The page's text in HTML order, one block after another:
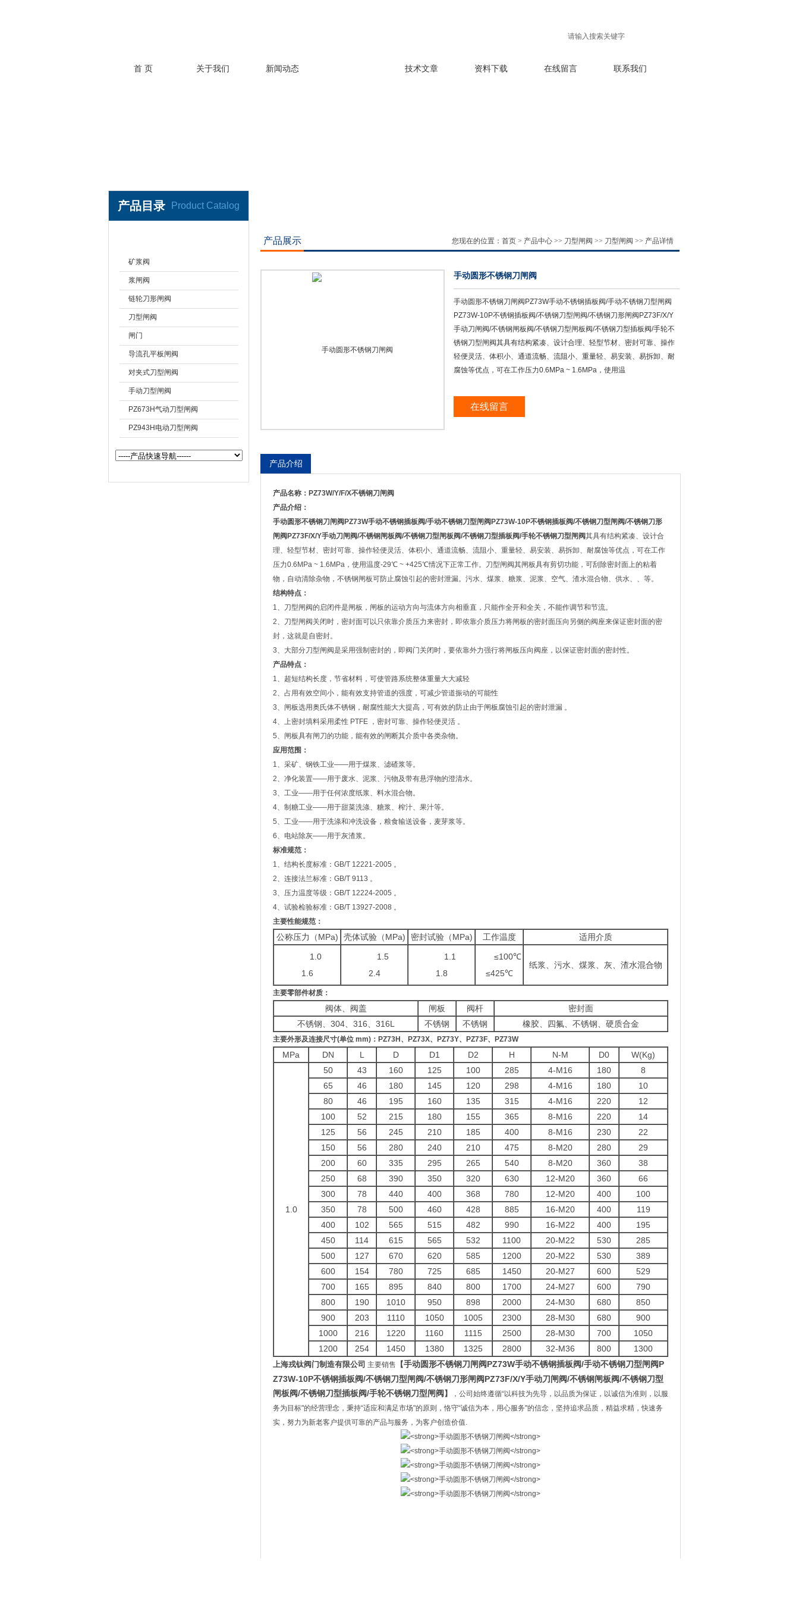
上海戎钛阀门制造有限公司
首 页 关于我们 新闻动态 技术文章 资料下载 在线留言 联系我们
产品目录 Product Catalog
矿浆阀
浆闸阀
链轮刀形闸阀
刀型闸阀
闸门
导流孔平板闸阀
对夹式刀型闸阀
手动刀型闸阀
PZ673H气动刀型闸阀
PZ943H电动刀型闸阀
产品展示 您现在的位置： 首页 > 产品中心 >> 刀型闸阀 >> 刀型闸阀 >> 产品详情
手动圆形不锈钢刀闸阀
手动圆形不锈钢刀闸阀PZ73W手动不锈钢插板阀/手动不锈钢刀型闸阀
PZ73W-10P不锈钢插板阀/不锈钢刀型闸阀/不锈钢刀形闸阀PZ73F/X/Y
手动刀闸阀/不锈钢闸板阀/不锈钢刀型闸板阀/不锈钢刀型插板阀/手轮不
锈钢刀型闸阀其具有结构紧凑、设计合理、轻型节材、密封可靠、操作
轻便灵活、体积小、通道流畅、流阻小、重量轻、易安装、易拆卸、耐
腐蚀等优点，可在工作压力0.6MPa ~ 1.6MPa，使用温
在线留言
产品介绍
产品名称： PZ73W/Y/F/X不锈钢刀闸阀
产品介绍：
手动圆形不锈钢刀闸阀 PZ73W手动不锈钢插板阀/手动不锈钢刀型闸阀 PZ73W-10P不锈钢插板阀/不锈钢刀型闸阀/不锈钢刀形
闸阀 PZ73F/X/Y手动刀闸阀/不锈钢闸板阀/不锈钢刀型闸板阀/不锈钢刀型插板阀/手轮不锈钢刀型闸阀其具有结构紧凑、设计合
理、轻型节材、密封可靠、操作轻便灵活、体积小、通道流畅、流阻小、重量轻、易安装、易拆卸、耐腐蚀等优点，可在工作
压力0.6MPa ~ 1.6MPa，使用温度-29℃ ~ +425℃情况下正常工作。刀型闸阀其闸板具有剪切功能，可刮除密封面上的粘着
物，自动清除杂物，不锈钢闸板可防止腐蚀引起的密封泄漏。污水、煤浆、糖浆、泥浆、空气、渣水混合物、供水、、等。
结构特点：
1、刀型闸阀的启闭件是闸板，闸板的运动方向与流体方向相垂直，只能作全开和全关，不能作调节和节流。
2、刀型闸阀关闭时，密封面可以只依靠介质压力来密封，即依靠介质压力将闸板的密封面压向另侧的阀座来保证密封面的密
封，这就是自密封。
3、大部分刀型闸阀是采用强制密封的，即阀门关闭时，要依靠外力强行将闸板压向阀座，以保证密封面的密封性。
产品特点：
1、超短结构长度，节省材料，可使管路系统整体重量大大减轻
2、占用有效空间小，能有效支持管道的强度，可减少管道振动的可能性
3、闸板选用奥氏体不锈钢，耐腐性能大大提高，可有效的防止由于闸板腐蚀引起的密封泄漏 。
4、上密封填料采用柔性 PTFE ，密封可靠、操作轻便灵活 。
5、闸板具有闸刀的功能，能有效的闸断其介质中各类杂物。
应用范围：
1、采矿、钢铁工业——用于煤浆、滤碴浆等。
2、净化装置——用于废水、泥浆、污物及带有悬浮物的澄清水。
3、工业——用于任何浓度纸浆、料水混合物。
4、制糖工业——用于甜菜洗涤、糖浆、榨汁、果汁等。
5、工业——用于洗涤和冲洗设备，粮食输送设备，麦芽浆等。
6、电站除灰——用于灰渣浆。
标准规范：
1、结构长度标准：GB/T 12221-2005 。
2、连接法兰标准：GB/T 9113 。
3、压力温度等级：GB/T 12224-2005 。
4、试验检验标准：GB/T 13927-2008 。
主要性能规范：
公称压力（MPa) 壳体试验（MPa) 密封试验（MPa) 工作温度 适用介质
1.0
1.6
1.5
2.4
1.1
1.8
≤100℃
≤425℃
纸浆、污水、煤浆、灰、渣水混合物
主要零部件材质：
阀体、阀盖 闸板 阀杆
密封面
不锈钢、304、316、316L
不锈钢 不锈钢 橡胶、四氟、不锈钢、硬质合金
主要外形及连接尺寸(单位 mm) ： PZ73H 、 PZ73X、 PZ73Y、 PZ73F、 PZ73W
MPa DN L D D1 D2 H N-M D0 W(Kg)
1.0
50 43 160 125 100 285 4-M16 180
8
65
46 180 145 120 298 4-M16 180
10
80
46 195 160 135 315 4-M16 220
12
100
52 215 180 155 365 8-M16 220
14
125
56 245 210 185 400 8-M16 230
22
150
56 280 240 210 475 8-M20 280
29
200
60 335 295 265 540 8-M20 360
38
250
68 390 350 320 630 12-M20 360
66
300
78 440 400 368 780 12-M20 400
100
350
78 500 460 428 885 16-M20 400
119
400
102 565 515 482 990 16-M22 400
195
450
114 615 565 532 1100 20-M22 530
285
500
127 670 620 585 1200 20-M22 530
389
600
154 780 725 685 1450 20-M27 600
529
700
165 895 840 800 1700 24-M27 600
790
800
190 1010 950 898 2000 24-M30 680
850
900
203 1110 1050 1005 2300 28-M30 680
900
1000
216 1220 1160 1115 2500 28-M30 700
1050
1200
254 1450 1380 1325 2800 32-M36 800 1300
上海戎钛阀门制造有限公司 主要销售 【手动圆形不锈钢刀闸阀PZ73W手动不锈钢插板阀/手动不锈钢刀型闸阀P
Z73W-10P不锈钢插板阀/不锈钢刀型闸阀/不锈钢刀形闸阀PZ73F/X/Y手动刀闸阀/不锈钢闸板阀/不锈钢刀型
闸板阀/不锈钢刀型插板阀/手轮不锈钢刀型闸阀 】
，公司始终遵循“以科技为先导，以品质为保证，以诚信为准则，以服
务为目标"的经营理念，秉持“适应和满足市场"的原则，恪守“诚信为本，用心服务"的信念，坚持追求品质，精益求精，快速务
实，努力为新老客户提供可靠的产品与服务，为客户创造价值.